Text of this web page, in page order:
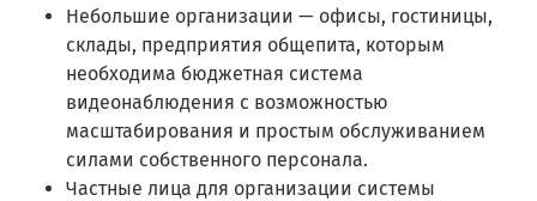
Небольшие организации — офисы, гостиницы,
склады, предприятия общепита, которым
необходима бюджетная система
видеонаблюдения с возможностью
масштабирования и простым обслуживанием
силами собственного персонала.
Частные лица для организации системы